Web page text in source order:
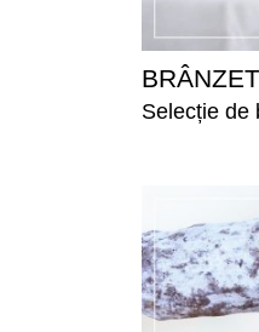
Selecție de